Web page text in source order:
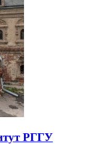
РГГУ